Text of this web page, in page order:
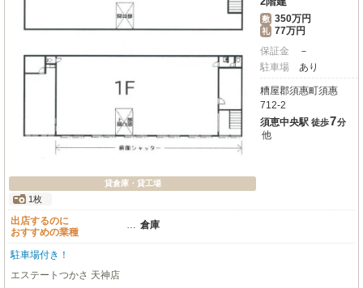
貸倉庫・貸工場
1枚
敷 350万円
礼 77万円
保証金
－
駐車場
あり
糟屋郡須惠町須惠
712-2
須恵中央駅 徒歩7分
他
出店するのに
おすすめの業種
… 倉庫
駐車場付き！
エステートつかさ 天神店